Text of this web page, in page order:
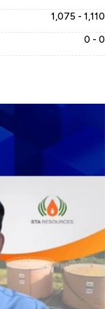
1,075 - 1,110
0 - 0